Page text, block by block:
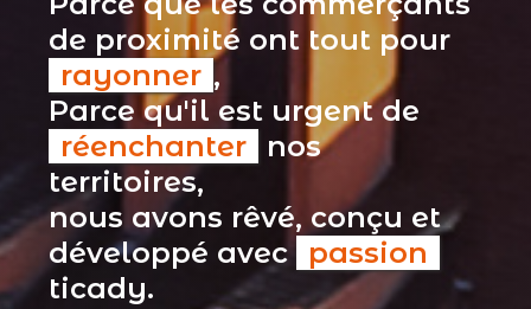
de proximité ont tout pour
rayonner ,
Parce qu'il est urgent de
réenchanter
nos
territoires,
nous avons rêvé, conçu et
développé avec passion
ticady.